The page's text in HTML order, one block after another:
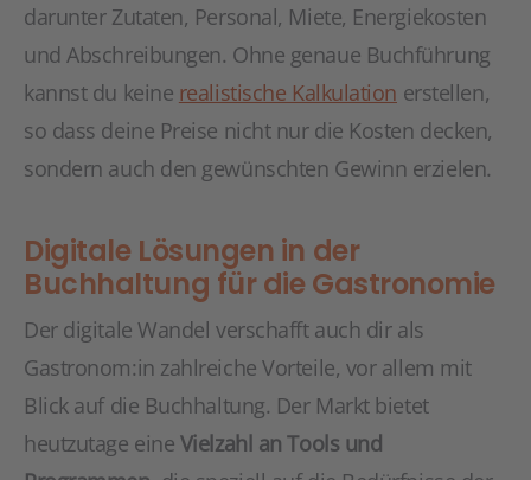
darunter Zutaten, Personal, Miete, Energiekosten
und Abschreibungen. Ohne genaue Buchführung
kannst du keine realistische Kalkulation erstellen,
so dass deine Preise nicht nur die Kosten decken,
sondern auch den gewünschten Gewinn erzielen.
Digitale Lösungen in der
Buchhaltung für die Gastronomie
Der digitale Wandel verschafft auch dir als
Gastronom:in zahlreiche Vorteile, vor allem mit
Blick auf die Buchhaltung. Der Markt bietet
heutzutage eine Vielzahl an Tools und